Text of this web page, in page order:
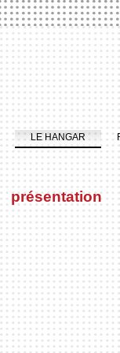
LE HANGAR
présentation